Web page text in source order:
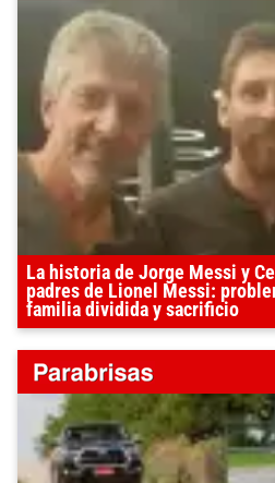
La historia de Jorge Messi y
padres de Lionel Messi:
familia dividida y sacrificio